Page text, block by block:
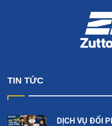
TIN TỨC
DỊCH VỤ ĐỔI